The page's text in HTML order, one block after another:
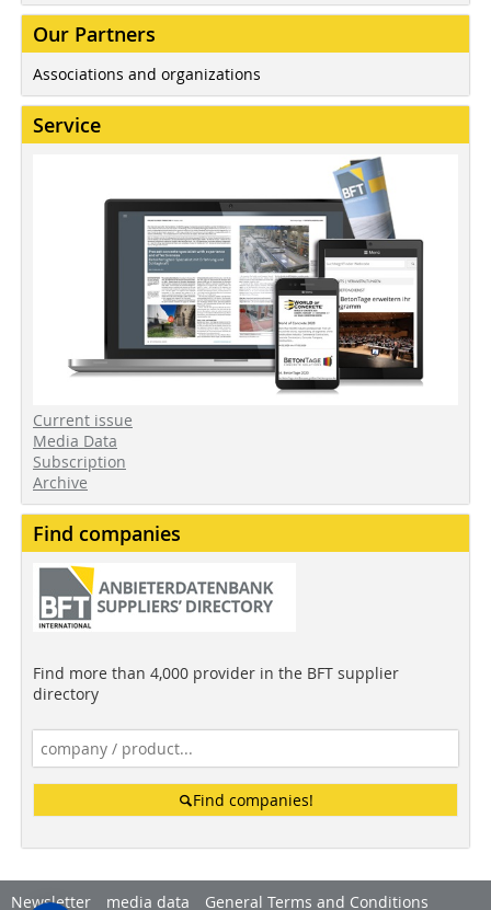
Our Partners
Associations and organizations
Service
Current issue
Media Data
Subscription
Archive
Find companies
Find more than 4,000 provider in the BFT supplier
directory
Find companies!
Newsletter media data General Terms and Conditions